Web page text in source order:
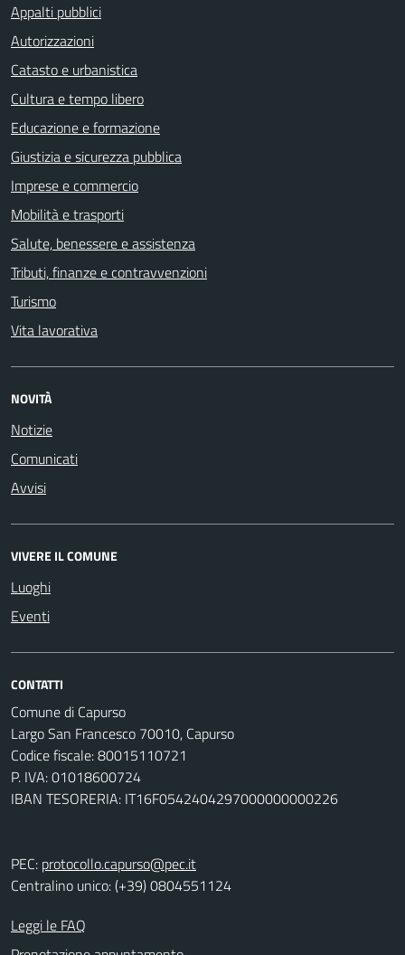
Appalti pubblici
Autorizzazioni
Catasto e urbanistica
Cultura e tempo libero
Educazione e formazione
Giustizia e sicurezza pubblica
Imprese e commercio
Mobilità e trasporti
Salute, benessere e assistenza
Tributi, finanze e contravvenzioni
Turismo
Vita lavorativa
NOVITÀ
Notizie
Comunicati
Avvisi
VIVERE IL COMUNE
Luoghi
Eventi
CONTATTI
Comune di Capurso
Largo San Francesco 70010, Capurso
Codice fiscale: 80015110721
P. IVA: 01018600724
IBAN TESORERIA: IT16F0542404297000000000226
PEC: protocollo.capurso@pec.it
Centralino unico: (+39) 0804551124
Leggi le FAQ